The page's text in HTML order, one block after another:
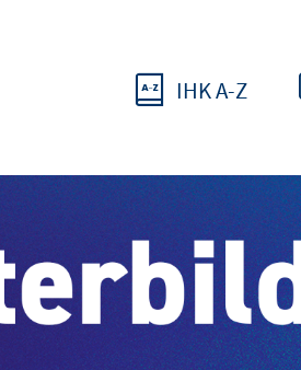
IHK A-Z